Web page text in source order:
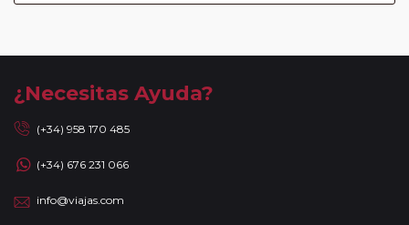
¿Necesitas Ayuda?
(+34) 958 170 485
(+34) 676 231 066
info@viajas.com